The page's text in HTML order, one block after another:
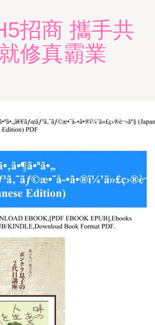
招商 攜手共
修真霸業